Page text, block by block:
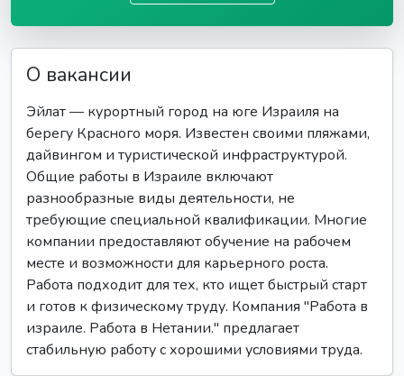
О вакансии
Эйлат — курортный город на юге Израиля на
берегу Красного моря. Известен своими пляжами,
дайвингом и туристической инфраструктурой.
Общие работы в Израиле включают
разнообразные виды деятельности, не
требующие специальной квалификации. Многие
компании предоставляют обучение на рабочем
месте и возможности для карьерного роста.
Работа подходит для тех, кто ищет быстрый старт
и готов к физическому труду. Компания "Работа в
израиле. Работа в Нетании." предлагает
стабильную работу с хорошими условиями труда.